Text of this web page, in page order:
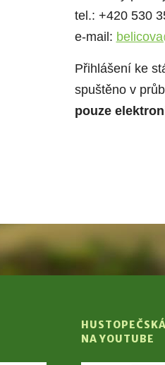
tel.: +420 530
e-mail:
Přihlášení ke
spuštěno v
pouze
NA YOUTUBE